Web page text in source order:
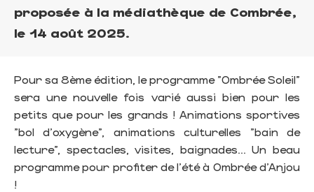
proposée à la médiathèque de Combrée,
le 14 août 2025.
Pour sa 8ème édition, le programme "Ombrée Soleil"
sera une nouvelle fois varié aussi bien pour les
petits que pour les grands ! Animations sportives
"bol d'oxygène", animations culturelles "bain de
lecture", spectacles, visites, baignades... Un beau
programme pour profiter de l'été à Ombrée d'Anjou
!